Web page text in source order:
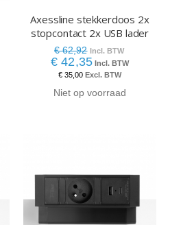
Axessline stekkerdoos 2x
stopcontact 2x USB lader
€ 62,92
€ 42,35
€ 35,00
Niet op voorraad